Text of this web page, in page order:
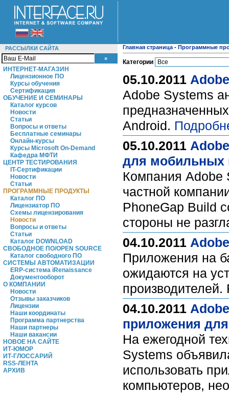
РАССЫЛКИ САЙТА
ИНТЕРНЕТ-МАГАЗИН
Лицензионное ПО
Курсы обучения
Сертификация
ОБУЧЕНИЕ И СЕМИНАРЫ
Каталог курсов
Новости
Статьи
Вопросы и ответы
Бесплатные семинары
Онлайн-курсы
Курсы Microsoft On-Demand
Кафедра МФТИ
ЦЕНТР ТЕСТИРОВАНИЯ
IT-Сертификации
Новости
Статьи
ПРОГРАММНЫЕ ПРОДУКТЫ
Каталог ПО
Лицензиатор ПО
Схемы лицензирования
Новости
Вопросы и ответы
Статьи
Каталог DOWNLOAD
СВОБОДНОЕ ПО/OPEN SOURCE
Каталог свободного ПО
СИСТЕМЫ АВТОМАТИЗАЦИИ
ERP-система iRenaissance
Документооборот
О КОМПАНИИ
Новости
Отзывы заказчиков
Лицензии
Наши координаты
Программа партнерства
Наши партнеры
Наши вакансии
НОВОЕ НА САЙТЕ
ИТ-ЮМОР
ИТ-ГЛОССАРИЙ
RSS-ЛЕНТА
АРХИВ
Главная страница - Программные
Категории
05.10.2011
Adobe Systems
Android.
05.10.2011
для мобильных
Компания Adobe
частной
PhoneGap Build
стороны не
04.10.2011
Приложения на
ожидаются на
04.10.2011
приложения
На ежегодной
Systems
использовать
компьютеров,